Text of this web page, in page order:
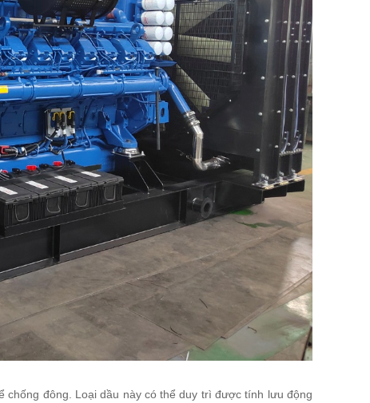
chống đông. Loại dầu này có thể duy trì được tính lưu động